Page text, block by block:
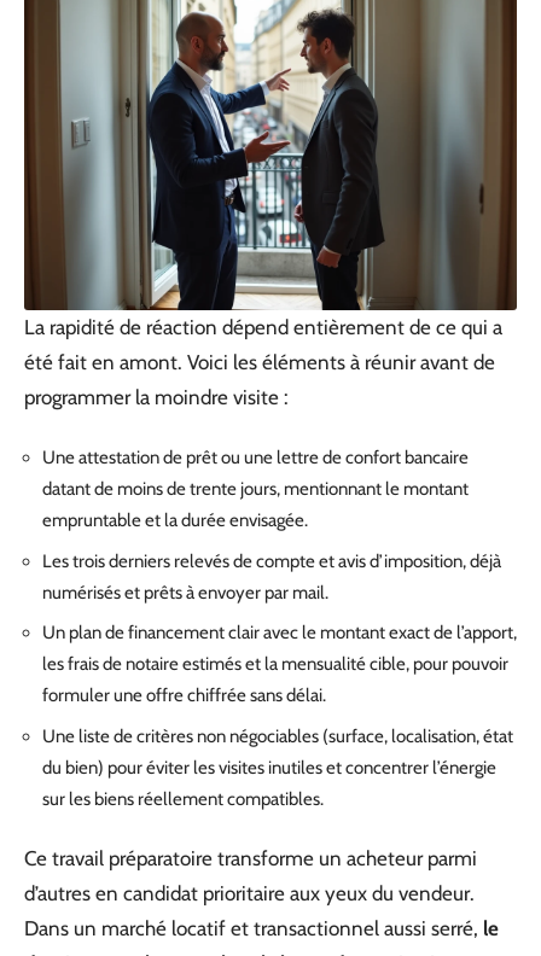
La rapidité de réaction dépend entièrement de ce qui a
été fait en amont. Voici les éléments à réunir avant de
programmer la moindre visite :
Une attestation de prêt ou une lettre de confort bancaire
datant de moins de trente jours, mentionnant le montant
empruntable et la durée envisagée.
Les trois derniers relevés de compte et avis d’imposition, déjà
numérisés et prêts à envoyer par mail.
Un plan de financement clair avec le montant exact de l’apport,
les frais de notaire estimés et la mensualité cible, pour pouvoir
formuler une offre chiffrée sans délai.
Une liste de critères non négociables (surface, localisation, état
du bien) pour éviter les visites inutiles et concentrer l’énergie
sur les biens réellement compatibles.
Ce travail préparatoire transforme un acheteur parmi
d’autres en candidat prioritaire aux yeux du vendeur.
Dans un marché locatif et transactionnel aussi serré, le